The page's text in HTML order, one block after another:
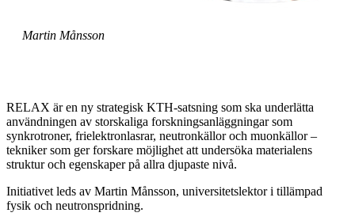
Martin Månsson
RELAX är en ny strategisk KTH-satsning som ska underlätta
användningen av storskaliga forskningsanläggningar som
synkrotroner, frielektronlasrar, neutronkällor och muonkällor –
tekniker som ger forskare möjlighet att undersöka materialens
struktur och egenskaper på allra djupaste nivå.
Initiativet leds av Martin Månsson, universitetslektor i tillämpad
fysik och neutronspridning.